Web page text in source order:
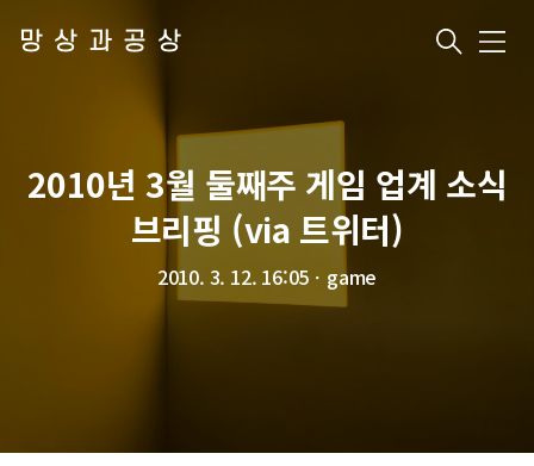
망상과공상 메
2010년 3월 둘째주 게임 업계 소식
브리핑 (via 트위터)
2010. 3. 12. 16:05 ㆍ game